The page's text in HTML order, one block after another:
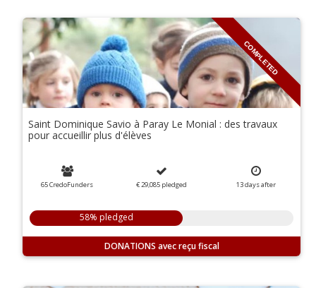
COMPLETED
Saint Dominique Savio à Paray Le Monial : des travaux
pour accueillir plus d'élèves
65 CredoFunders € 29,085 pledged 13daysafter
58% pledged
DONATIONS